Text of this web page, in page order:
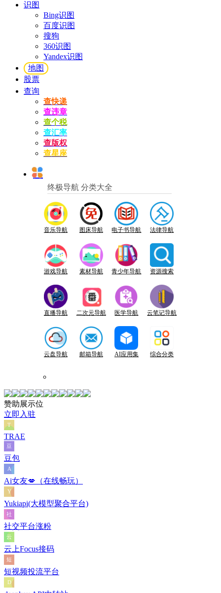
识图
Bing识图
百度识图
搜狗
360识图
Yandex识图
地图
股票
查询
查快递
查违章
查个税
查汇率
查版权
查星座
终极导航 分类大全
音乐导航 图床导航 电子书导航 法律导航
游戏导航 素材导航 青少年导航 资源搜索
直播导航 二次元导航 医学导航 云笔记导航
云盘导航 邮箱导航 AI应用集 综合分类
赞助展示位
立即入驻
TRAE
豆包
Ai女友💋（在线畅玩）
Yukiapi(大模型聚合平台)
社交平台涨粉
云上Focus接码
短视频投流平台